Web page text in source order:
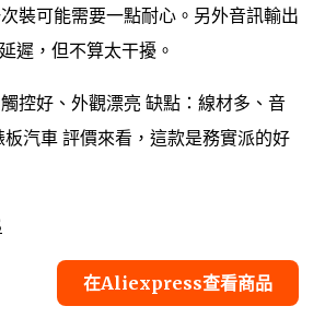
裝可能需要一點耐心。另外音訊輸出
遲，但不算太干擾。
控好、外觀漂亮 缺點：線材多、音
汽車 評價來看，這款是務實派的好
在Aliexpress查看商品